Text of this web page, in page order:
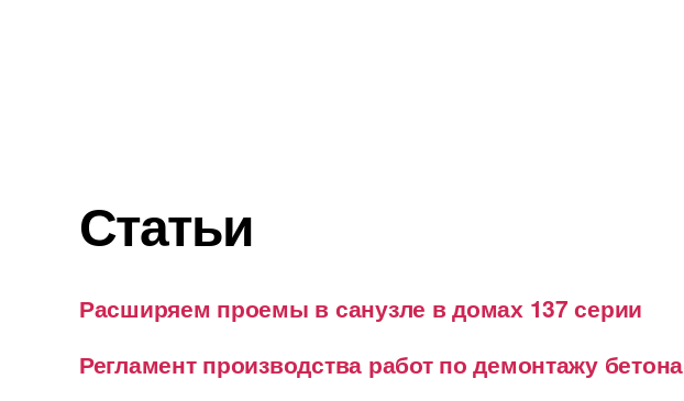
Статьи
Расширяем проемы в санузле в домах 137 серии
Регламент производства работ по демонтажу бетона